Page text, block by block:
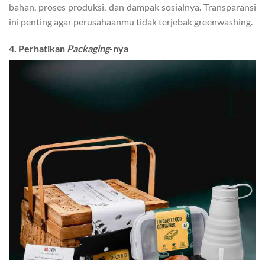
bahan, proses produksi, dan dampak sosialnya. Transparansi
ini penting agar perusahaanmu tidak terjebak greenwashing.
4. Perhatikan Packaging-nya